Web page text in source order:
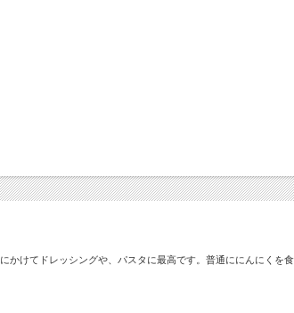
けてドレッシングや、パスタに最高です。普通ににんにくを